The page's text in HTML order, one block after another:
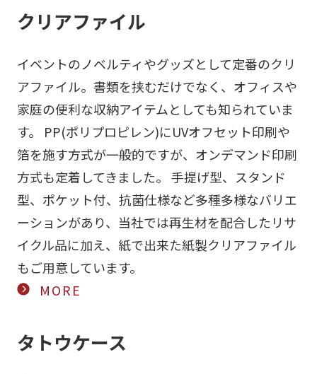
クリアファイル
イベントのノベルティやグッズとして定番のクリ
アファイル。書類を挟むだけでなく、オフィスや
家庭の便利な収納アイテムとしても知られていま
す。 PP(ポリプロピレン)にUVオフセット印刷や
箔を施す方式が一般的ですが、オンデマンド印刷
方式も定着してきました。 手提げ型、スタンド
型、ポケット付、抗菌仕様など多種多様なバリエ
ーションがあり、当社では再生材を配合したリサ
イクル品に加え、紙で出来た紙製クリアファイル
もご用意しています。
MORE
タトウケース